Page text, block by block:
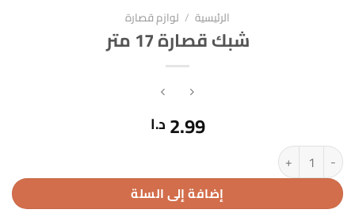
الرئيسية / لوازم قصارة
شبك قصارة 17 متر
2.99 د.ا
كمية شبك قصارة 17 متر
إضافة إلى السلة